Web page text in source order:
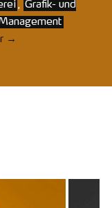
, Grafik- und
→